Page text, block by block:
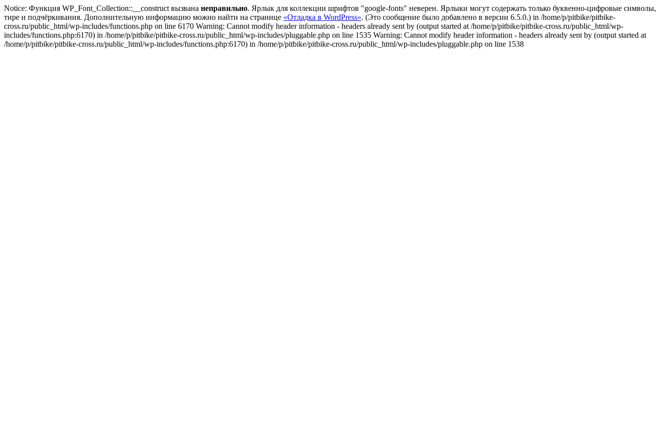
Notice: Функция WP_Font_Collection::__construct вызвана неправильно. Ярлык для коллекции шрифтов "google-fonts" неверен. Ярлыки могут содержать только буквенно-цифровые символы,
тире и подчёркивания. Дополнительную информацию можно найти на странице «Отладка в WordPress». (Это сообщение было добавлено в версии 6.5.0.) in /home/p/pitbike/pitbike-
cross.ru/public_html/wp-includes/functions.php on line 6170 Warning: Cannot modify header information - headers already sent by (output started at /home/p/pitbike/pitbike-cross.ru/public_html/wp-
includes/functions.php:6170) in /home/p/pitbike/pitbike-cross.ru/public_html/wp-includes/pluggable.php on line 1535 Warning: Cannot modify header information - headers already sent by (output started at
/home/p/pitbike/pitbike-cross.ru/public_html/wp-includes/functions.php:6170) in /home/p/pitbike/pitbike-cross.ru/public_html/wp-includes/pluggable.php on line 1538